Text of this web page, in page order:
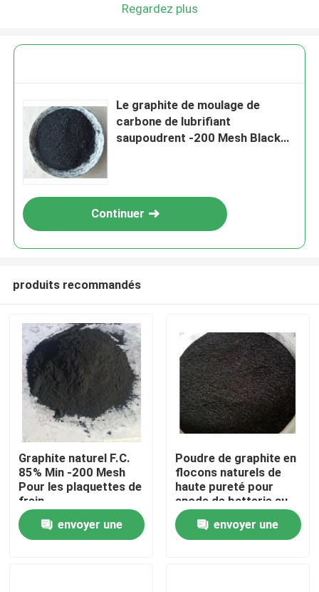
Maison
Produits
Regardez plus
Le graphite de moulage de
carbone de lubrifiant
saupoudrent -200 Mesh Black
Continuer
produits recommandés
Graphite naturel F.C.
85% Min -200 Mesh
Pour les plaquettes de
frein
envoyer une
Poudre de graphite en
flocons naturels de
haute pureté pour
anode de batterie au
lithium-ion
envoyer une